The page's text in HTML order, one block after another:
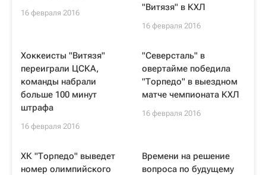
16 февраля 2016
"Витязя" в КХЛ
16 февраля 2016
Хоккеисты "Витязя"
переиграли ЦСКА,
команды набрали
больше 100 минут
штрафа
16 февраля 2016
"Северсталь" в
овертайме победила
"Торпедо" в выездном
матче чемпионата КХЛ
16 февраля 2016
ХК "Торпедо" выведет
номер олимпийского
Времени на решение
вопроса по будущему